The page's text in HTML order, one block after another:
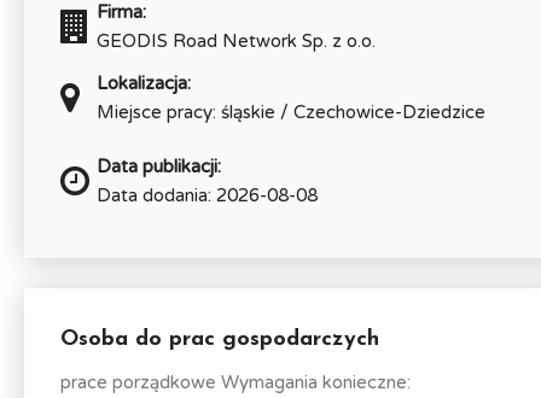
Firma:
GEODIS Road Network Sp. z o.o.
Lokalizacja:
Miejsce pracy: śląskie / Czechowice-Dziedzice
Data publikacji:
Data dodania: 2026-08-08
Osoba do prac gospodarczych
prace porządkowe Wymagania konieczne: